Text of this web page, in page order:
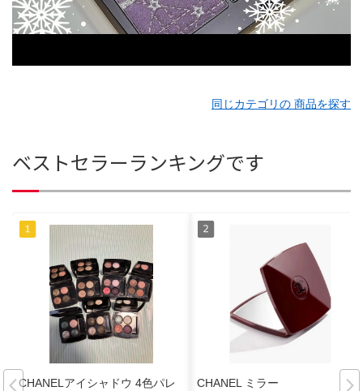
同じカテゴリの 商品を探す
ベストセラーランキングです
CHANELアイシャドウ 4色パレ
CHANEL ミラー